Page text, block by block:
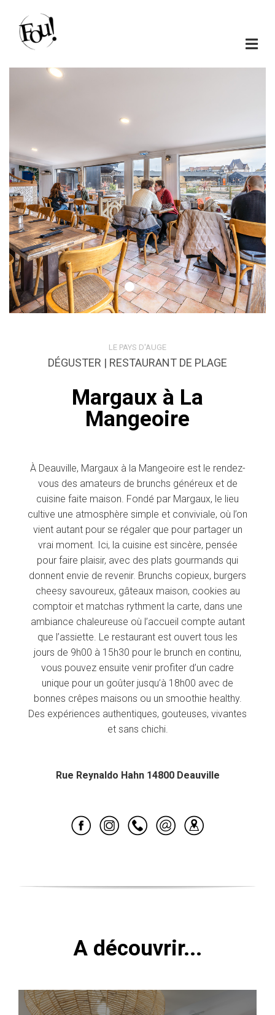
LE PAYS D'AUGE
DÉGUSTER | RESTAURANT DE PLAGE
Margaux à La
Mangeoire
À Deauville, Margaux à la Mangeoire est le rendez-
vous des amateurs de brunchs généreux et de
cuisine faite maison. Fondé par Margaux, le lieu
cultive une atmosphère simple et conviviale, où l’on
vient autant pour se régaler que pour partager un
vrai moment. Ici, la cuisine est sincère, pensée
pour faire plaisir, avec des plats gourmands qui
donnent envie de revenir. Brunchs copieux, burgers
cheesy savoureux, gâteaux maison, cookies au
comptoir et matchas rythment la carte, dans une
ambiance chaleureuse où l’accueil compte autant
que l’assiette. Le restaurant est ouvert tous les
jours de 9h00 à 15h30 pour le brunch en continu,
vous pouvez ensuite venir profiter d’un cadre
unique pour un goûter jusqu’à 18h00 avec de
bonnes crêpes maisons ou un smoothie healthy.
Des expériences authentiques, gouteuses, vivantes
et sans chichi.
Rue Reynaldo Hahn 14800 Deauville
A découvrir...